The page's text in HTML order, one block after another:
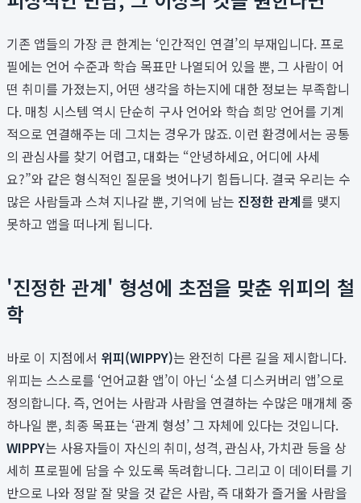
기존 앱들의 가장 큰 한계는 ‘인간적인 연결’의 부재입니다. 프로
필에는 언어 수준과 학습 목표만 나열되어 있을 뿐, 그 사람이 어
떤 취미를 가졌는지, 어떤 생각을 하는지에 대한 정보는 부족합니
다. 매칭 시스템 역시 단순히 구사 언어와 학습 희망 언어를 기계
적으로 연결해주는 데 그치는 경우가 많죠. 이런 환경에서는 공통
의 관심사를 찾기 어렵고, 대화는 “안녕하세요, 어디에 사세
요?”와 같은 형식적인 질문을 벗어나기 힘듭니다. 결국 우리는 수
많은 사람들과 스쳐 지나갈 뿐, 기억에 남는 진정한 관계를 맺지
못하고 앱을 떠나게 됩니다.
'진정한 관계' 형성에 초점을 맞춘 위피의 철
학
바로 이 지점에서 위피(WIPPY)는 완전히 다른 길을 제시합니다.
위피는 스스로를 ‘언어교환 앱’이 아닌 ‘소셜 디스커버리 앱’으로
정의합니다. 즉, 언어는 사람과 사람을 연결하는 수많은 매개체 중
하나일 뿐, 최종 목표는 ‘관계 형성’ 그 자체에 있다는 것입니다.
WIPPY는 사용자들이 자신의 취미, 성격, 관심사, 가치관 등을 상
세히 프로필에 담을 수 있도록 독려합니다. 그리고 이 데이터를 기
반으로 나와 정말 잘 맞을 것 같은 사람, 즉 대화가 즐거울 사람을